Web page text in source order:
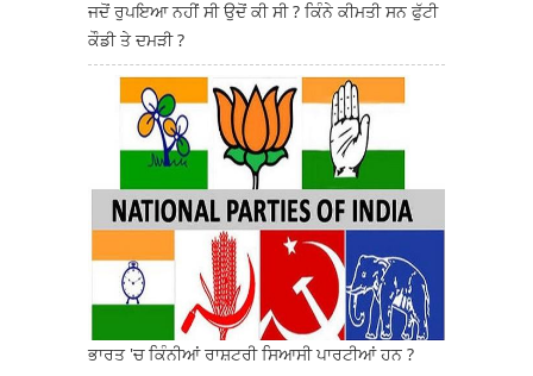
ਜਦੋਂ ਰੁਪਇਆ ਨਹੀਂ ਸੀ ਉਦੋਂ ਕੀ ਸੀ ? ਕਿੰਨੇ ਕੀਮਤੀ ਸਨ ਫੁੱਟੀ
ਕੌਡੀ ਤੇ ਦਮੜੀ ?
ਭਾਰਤ 'ਚ ਕਿੰਨੀਆਂ ਰਾਸ਼ਟਰੀ ਸਿਆਸੀ ਪਾਰਟੀਆਂ ਹਨ ?